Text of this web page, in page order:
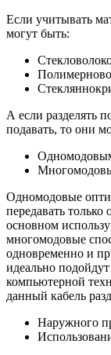
Если учитывать
могут быть:
А если разделять
подавать, то они
Одномодовые
передавать
основном
многомодовые
одновременно и
идеально
компьютерной
данный кабель
Наружного